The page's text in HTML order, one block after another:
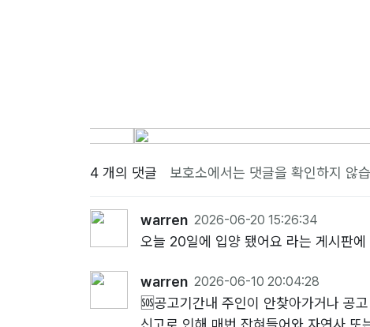
4 개의 댓글 보호소에서는 댓글을 확인하지 않
warren 2026-06-20 15:26:34
오늘 20일에 입양 됐어요 라는 게시판
warren 2026-06-10 20:04:28
🆘️공고기간내 주인이 안찾아가거나 공